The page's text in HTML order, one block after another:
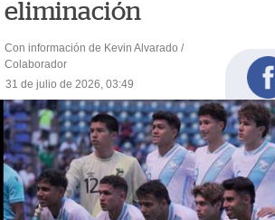
eliminación
Con información de Kevin Alvarado /
Colaborador
31 de julio de 2026, 03:49